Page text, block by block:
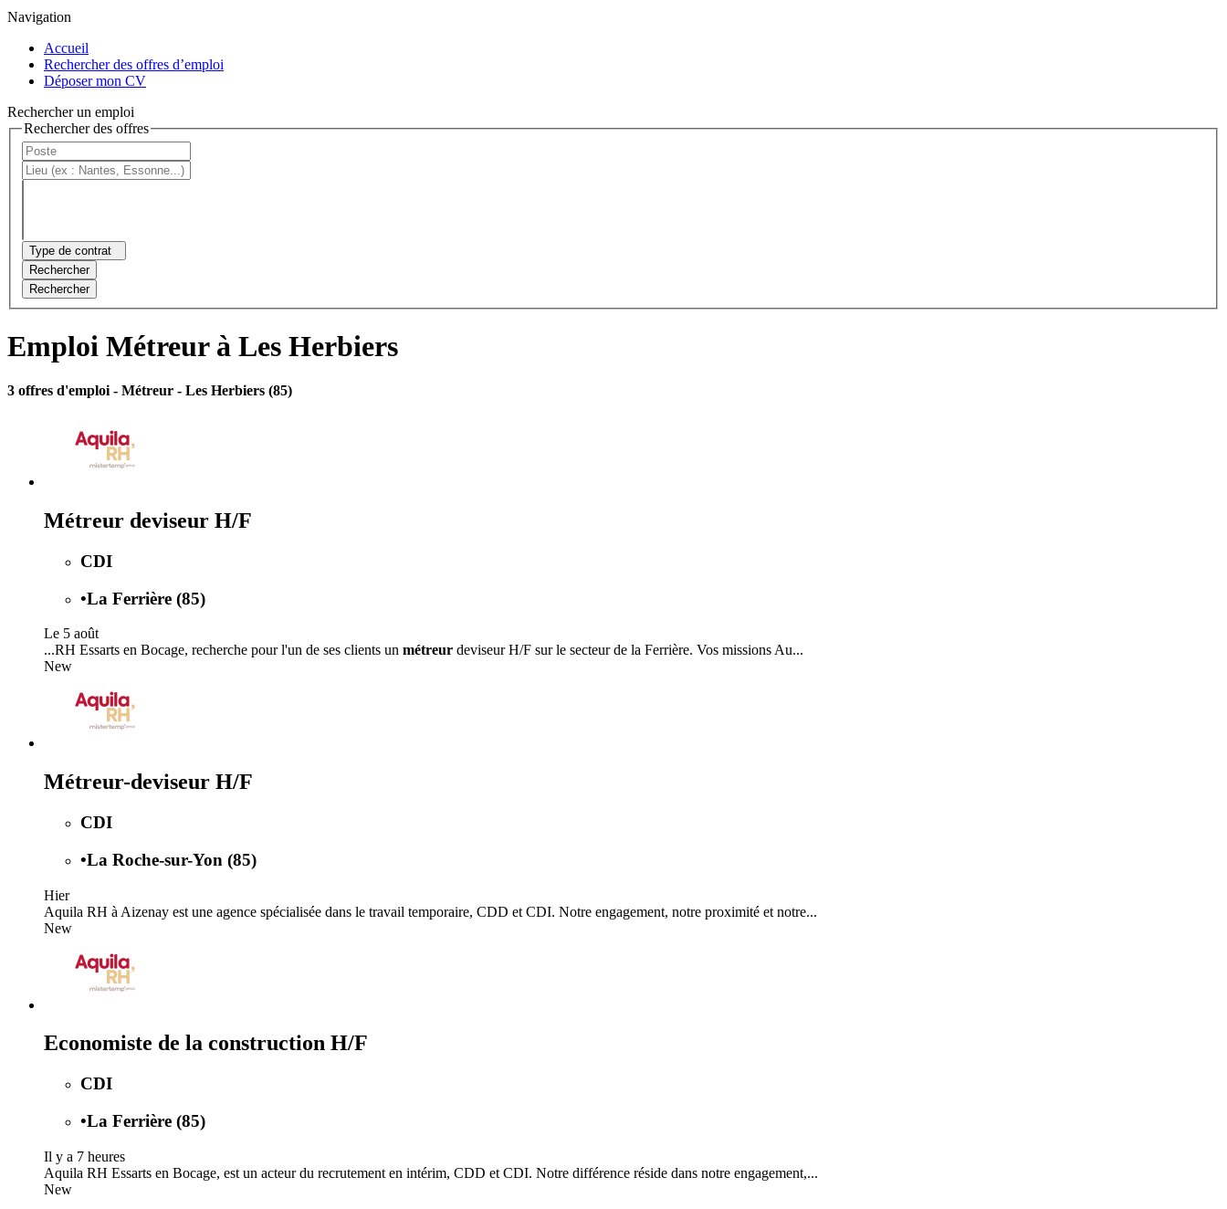
Navigation
Accueil
Rechercher des offres d’emploi
Déposer mon CV
Rechercher un emploi
Rechercher des offres
Type de contrat
Rechercher
Rechercher
Emploi Métreur à Les Herbiers
3 offres d'emploi - Métreur - Les Herbiers (85)
Métreur deviseur H/F
CDI
•La Ferrière (85)
Le 5 août
...RH Essarts en Bocage, recherche pour l'un de ses clients un métreur deviseur H/F sur le secteur de la Ferrière. Vos missions Au...
New
Métreur-deviseur H/F
CDI
•La Roche-sur-Yon (85)
Hier
Aquila RH à Aizenay est une agence spécialisée dans le travail temporaire, CDD et CDI. Notre engagement, notre proximité et notre...
New
Economiste de la construction H/F
CDI
•La Ferrière (85)
Il y a 7 heures
Aquila RH Essarts en Bocage, est un acteur du recrutement en intérim, CDD et CDI. Notre différence réside dans notre engagement,...
New